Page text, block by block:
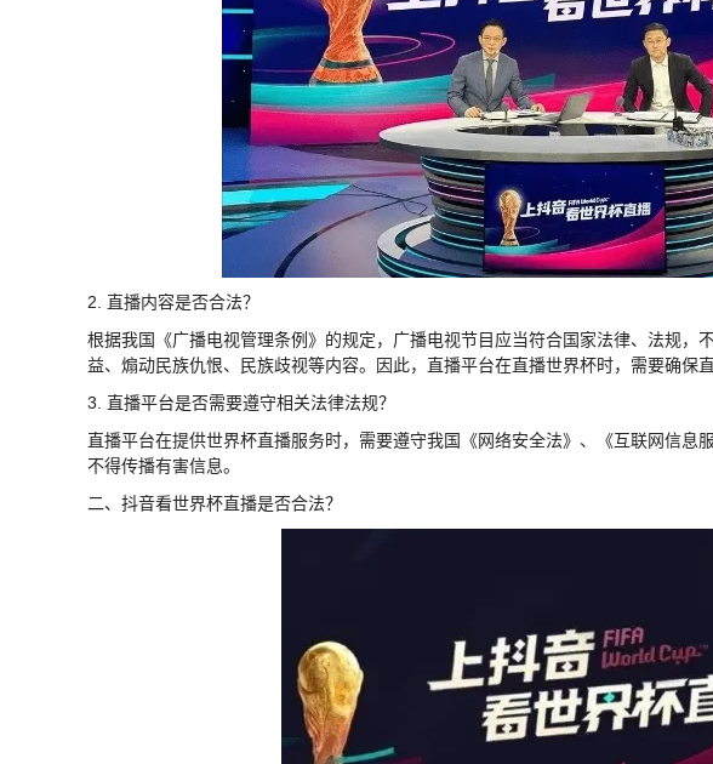
2. 直播内容是否合法？
根据我国《广播电视管理条例》的规定，广播电视节目应当符合国家法律、法规，
益、煽动民族仇恨、民族歧视等内容。因此，直播平台在直播世界杯时，需要确保
3. 直播平台是否需要遵守相关法律法规？
直播平台在提供世界杯直播服务时，需要遵守我国《网络安全法》、《互联网信息
不得传播有害信息。
二、抖音看世界杯直播是否合法？